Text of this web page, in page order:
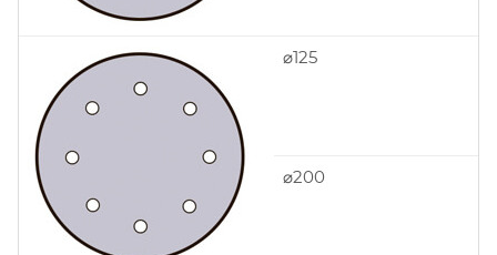
⌀125
⌀200